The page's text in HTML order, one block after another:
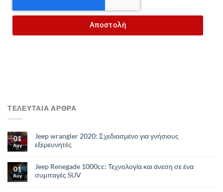
Αποστολή
ΤΕΛΕΥΤΑΙΑ ΑΡΘΡΑ
01
Αυγ
Jeep wrangler 2020: Σχεδιασμένο για γνήσιους
εξερευνητές
01
Αυγ
Jeep Renegade 1000cc: Τεχνολογία και άνεση σε ένα
συμπαγές SUV